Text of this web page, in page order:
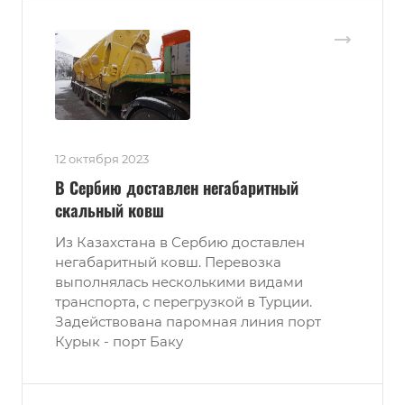
12 октября 2023
В Сербию доставлен негабаритный
скальный ковш
Из Казахстана в Сербию доставлен
негабаритный ковш. Перевозка
выполнялась несколькими видами
транспорта, с перегрузкой в Турции.
Задействована паромная линия порт
Курык - порт Баку